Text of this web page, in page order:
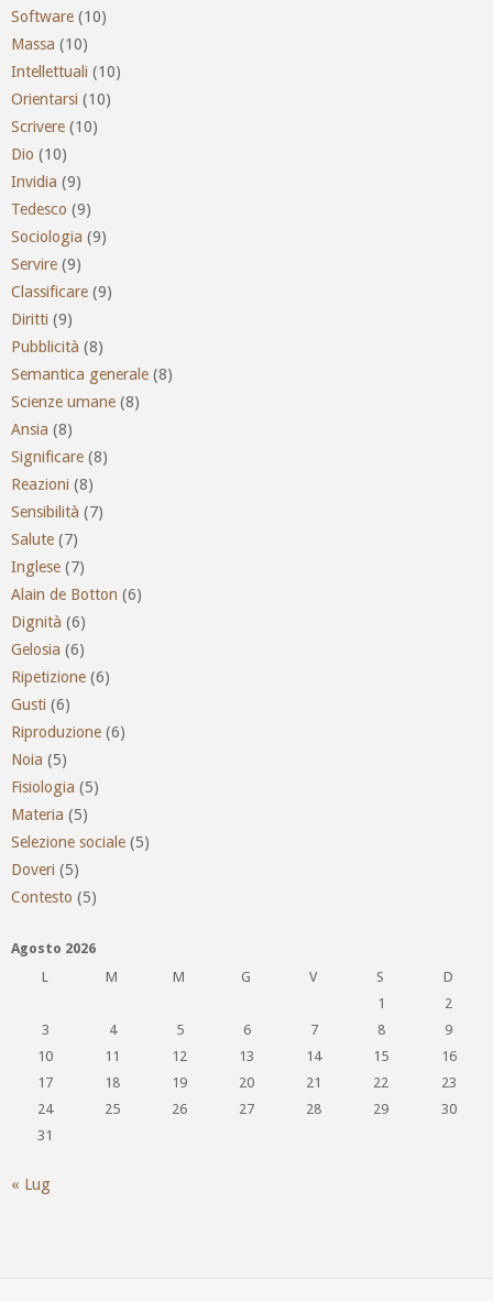
Software (10)
Massa (10)
Intellettuali (10)
Orientarsi (10)
Scrivere (10)
Dio (10)
Invidia (9)
Tedesco (9)
Sociologia (9)
Servire (9)
Classificare (9)
Diritti (9)
Pubblicità (8)
Semantica generale (8)
Scienze umane (8)
Ansia (8)
Significare (8)
Reazioni (8)
Sensibilità (7)
Salute (7)
Inglese (7)
Alain de Botton (6)
Dignità (6)
Gelosia (6)
Ripetizione (6)
Gusti (6)
Riproduzione (6)
Noia (5)
Fisiologia (5)
Materia (5)
Selezione sociale (5)
Doveri (5)
Contesto (5)
Agosto 2026
L
M M G V S
D
1
2
3
4 5 6 7 8
9
10
11 12 13 14 15
16
17
18 19 20 21 22
23
24
25 26 27 28 29
30
31
« Lug